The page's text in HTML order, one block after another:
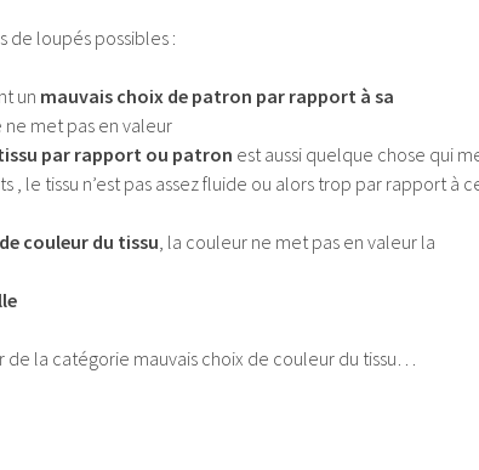
de loupés possibles :
un mauvais choix de patron par rapport à sa
met pas en valeur
par rapport ou patron est aussi quelque chose qui
, le tissu n’est pas assez fluide ou alors trop par rapport à
couleur du tissu, la couleur ne met pas en valeur la
de la catégorie mauvais choix de couleur du tissu…